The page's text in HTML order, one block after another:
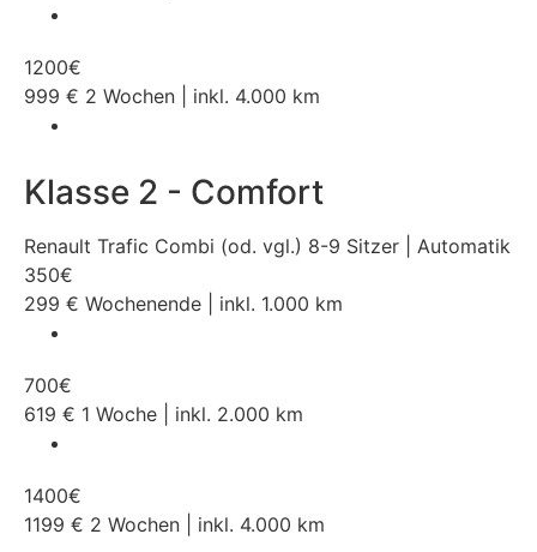
1200€
999 € 2 Wochen | inkl. 4.000 km
Klasse 2 - Comfort
Renault Trafic Combi (od. vgl.) 8-9 Sitzer | Automatik
350€
299 € Wochenende | inkl. 1.000 km
700€
619 € 1 Woche | inkl. 2.000 km
1400€
1199 € 2 Wochen | inkl. 4.000 km